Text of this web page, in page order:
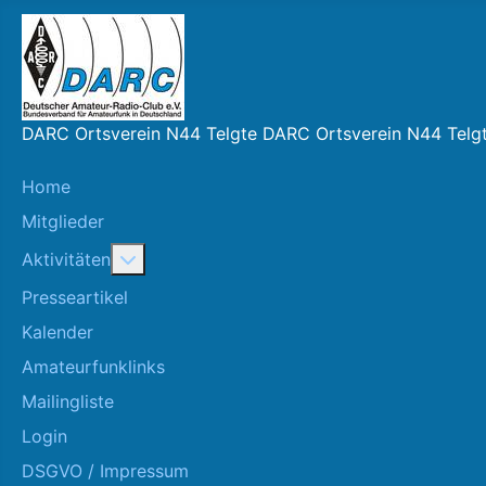
DARC Ortsverein N44 Telgte DARC Ortsverein N44
Home
Mitglieder
Aktivitäten
Presseartikel
Kalender
Amateurfunklinks
Mailingliste
Login
DSGVO / Impressum